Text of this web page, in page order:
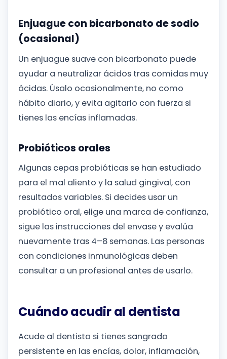
Enjuague con bicarbonato de sodio
(ocasional)
Un enjuague suave con bicarbonato puede
ayudar a neutralizar ácidos tras comidas muy
ácidas. Úsalo ocasionalmente, no como
hábito diario, y evita agitarlo con fuerza si
tienes las encías inflamadas.
Probióticos orales
Algunas cepas probióticas se han estudiado
para el mal aliento y la salud gingival, con
resultados variables. Si decides usar un
probiótico oral, elige una marca de confianza,
sigue las instrucciones del envase y evalúa
nuevamente tras 4–8 semanas. Las personas
con condiciones inmunológicas deben
consultar a un profesional antes de usarlo.
Cuándo acudir al dentista
Acude al dentista si tienes sangrado
persistente en las encías, dolor, inflamación,